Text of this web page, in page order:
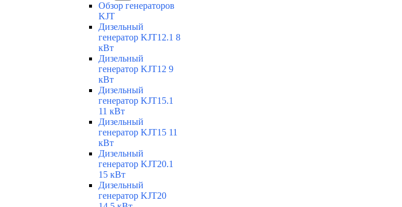
Обзор генераторов
KJT
Дизельный
генератор KJT12.1 8
кВт
Дизельный
генератор KJT12 9
кВт
Дизельный
генератор KJT15.1
11 кВт
Дизельный
генератор KJT15 11
кВт
Дизельный
генератор KJT20.1
15 кВт
Дизельный
генератор KJT20